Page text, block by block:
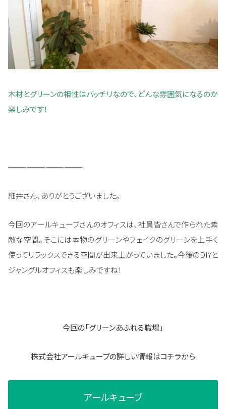
木材とグリーンの相性はバッチリなので、どんな雰囲気になるのか
楽しみです！
————————————
細井さん、ありがとうございました。
今回のアールキューブさんのオフィスは、社員皆さんで作られた素
敵な空間。そこには本物のグリーンやフェイクのグリーンを上手く
使ってリラックスできる空間が出来上がっていました。今後のDIYと
ジャングルオフィスも楽しみですね！
今回の「グリーンあふれる職場」
株式会社アールキューブの詳しい情報はコチラから
アールキューブ